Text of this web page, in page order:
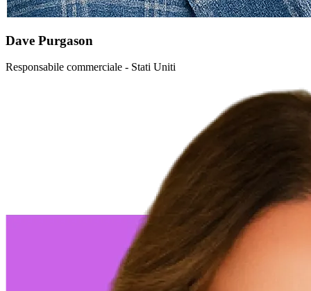
Dave Purgason
Responsabile commerciale - Stati Uniti